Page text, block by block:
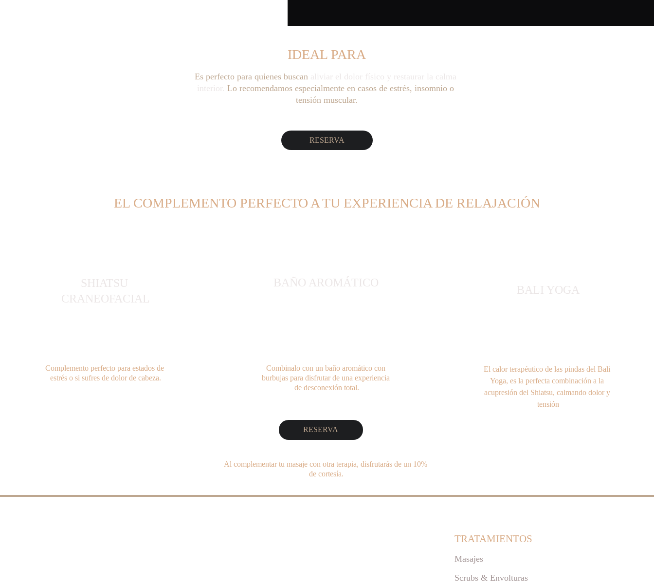
Es perfecto para quienes buscan aliviar el dolor físico y restaurar la calma
interior. Lo recomendamos especialmente en casos de estrés, insomnio o
tensión muscular.
IDEAL PARA
RESERVA
EL COMPLEMENTO PERFECTO A TU EXPERIENCIA DE RELAJACIÓN
Al complementar tu masaje con otra terapia, disfrutarás de un 10%
de cortesía.
Complemento perfecto para estados de
estrés o si sufres de dolor de cabeza.
Combinalo con un baño aromático con
burbujas para disfrutar de una experiencia
de desconexión total.
SHIATSU
CRANEOFACIAL
BAÑO AROMÁTICO
BALI YOGA
RESERVA
El calor terapéutico de las pindas del Bali
Yoga, es la perfecta combinación a la
acupresión del Shiatsu, calmando dolor y
tensión
Masajes
Scrubs & Envolturas
TRATAMIENTOS